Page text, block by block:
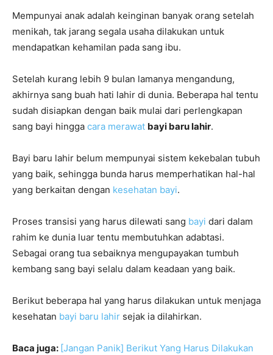
Mempunyai anak adalah keinginan banyak orang setelah
menikah, tak jarang segala usaha dilakukan untuk
mendapatkan kehamilan pada sang ibu.
Setelah kurang lebih 9 bulan lamanya mengandung,
akhirnya sang buah hati lahir di dunia. Beberapa hal tentu
sudah disiapkan dengan baik mulai dari perlengkapan
sang bayi hingga cara merawat bayi baru lahir.
Bayi baru lahir belum mempunyai sistem kekebalan tubuh
yang baik, sehingga bunda harus memperhatikan hal-hal
yang berkaitan dengan kesehatan bayi.
Proses transisi yang harus dilewati sang bayi dari dalam
rahim ke dunia luar tentu membutuhkan adabtasi.
Sebagai orang tua sebaiknya mengupayakan tumbuh
kembang sang bayi selalu dalam keadaan yang baik.
Berikut beberapa hal yang harus dilakukan untuk menjaga
kesehatan bayi baru lahir sejak ia dilahirkan.
Baca juga: [Jangan Panik] Berikut Yang Harus Dilakukan